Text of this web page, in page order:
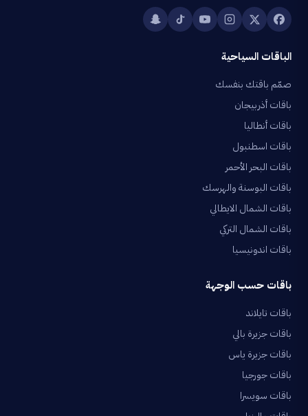
الباقات السياحية
صمّم باقتك بنفسك
باقات أذربيجان
باقات أنطاليا
باقات اسطنبول
باقات البحر الأحمر
باقات البوسنة والهرسك
باقات الشمال الايطالي
باقات الشمال التركي
باقات اندونيسيا
باقات حسب الوجهة
باقات تايلاند
باقات جزيرة بالي
باقات جزيرة ياس
باقات جورجيا
باقات سويسرا